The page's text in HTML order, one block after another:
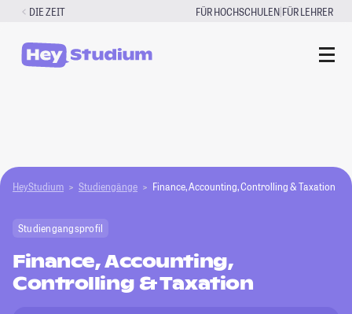
Zum
springen
DIE ZEIT FÜR HOCHSCHULEN|FÜR LEHRER
HeyStudium Studiengänge Finance, Accounting, Controlling & Taxation
Studiengangsprofil
Finance, Accounting,
Controlling & Taxation